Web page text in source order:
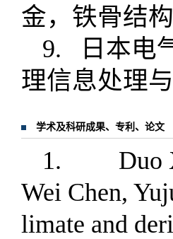
金，铁骨结
9. 日本电
理信息处理
学术及科研成果、专利、论文
1. Duo
Wei Chen,
limate and